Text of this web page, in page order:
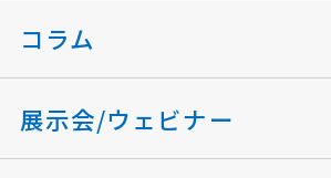
コラム
展示会/ウェビナー